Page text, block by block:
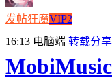
发帖狂魔VIP2
16:13 电脑端 转载分享